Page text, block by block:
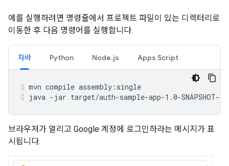
예를 실행하려면 명령줄에서 프로젝트 파일이 있는 디렉터리로
이동한 후 다음 명령어를 실행합니다.
자바 Python Node.js Apps Script
mvn compile assembly:single
java -jar target/auth-sample-app-1.0-
브라우저가 열리고 Google 계정에 로그인하라는 메시지가 표
시됩니다.